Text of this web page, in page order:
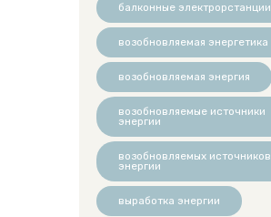
балконные электрорстанции
возобновляемая энергетика
возобновляемая энергия
возобновляемые источники
энергии
возобновляемых источников
энергии
выработка энергии